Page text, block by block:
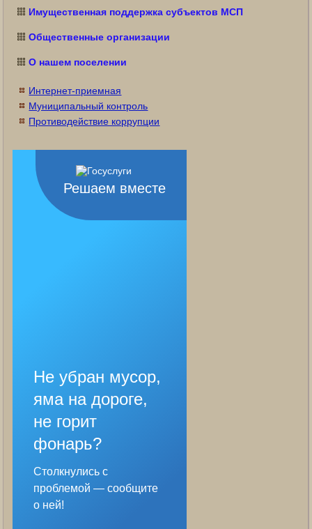
Имущественная поддержка субъектов МСП
Общественные организации
О нашем поселении
Интернет-приемная
Муниципальный контроль
Противодействие коррупции
Решаем вместе
Не убран мусор,
яма на дороге,
не горит
фонарь?
Столкнулись с
проблемой — сообщите
о ней!